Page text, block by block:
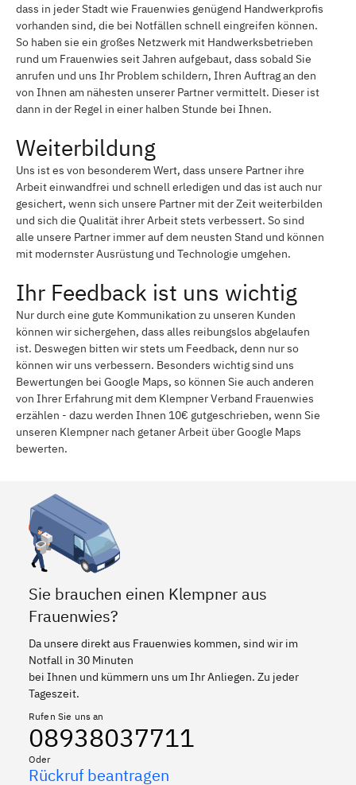
dass in jeder Stadt wie Frauenwies genügend Handwerkprofis
vorhanden sind, die bei Notfällen schnell eingreifen können.
So haben sie ein großes Netzwerk mit Handwerksbetrieben
rund um Frauenwies seit Jahren aufgebaut, dass sobald Sie
anrufen und uns Ihr Problem schildern, Ihren Auftrag an den
von Ihnen am nähesten unserer Partner vermittelt. Dieser ist
dann in der Regel in einer halben Stunde bei Ihnen.
Weiterbildung
Uns ist es von besonderem Wert, dass unsere Partner ihre
Arbeit einwandfrei und schnell erledigen und das ist auch nur
gesichert, wenn sich unsere Partner mit der Zeit weiterbilden
und sich die Qualität ihrer Arbeit stets verbessert. So sind
alle unsere Partner immer auf dem neusten Stand und können
mit modernster Ausrüstung und Technologie umgehen.
Ihr Feedback ist uns wichtig
Nur durch eine gute Kommunikation zu unseren Kunden
können wir sichergehen, dass alles reibungslos abgelaufen
ist. Deswegen bitten wir stets um Feedback, denn nur so
können wir uns verbessern. Besonders wichtig sind uns
Bewertungen bei Google Maps, so können Sie auch anderen
von Ihrer Erfahrung mit dem Klempner Verband Frauenwies
erzählen - dazu werden Ihnen 10€ gutgeschrieben, wenn Sie
unseren Klempner nach getaner Arbeit über Google Maps
bewerten.
Sie brauchen einen Klempner aus
Frauenwies?
Da unsere direkt aus Frauenwies kommen, sind wir im
Notfall in 30 Minuten
bei Ihnen und kümmern uns um Ihr Anliegen. Zu jeder
Tageszeit.
Rufen Sie uns an
08938037711
Oder
Rückruf beantragen